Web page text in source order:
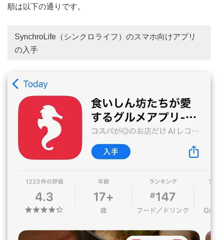
順は以下の通りです。
SynchroLife（シンクロライフ）のスマホ向けアプリ
の入手